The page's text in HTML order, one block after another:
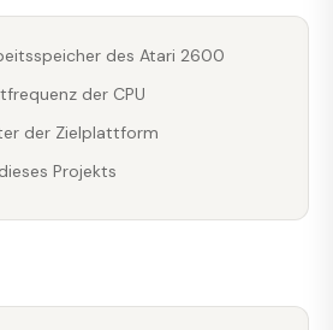
des Atari 2600
der CPU
der Zielplattform
Projekts